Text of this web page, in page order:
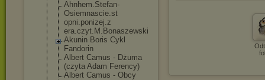
Ahnhem.Stefan-
Osiemnascie.st
opni.ponizej.z
era.czyt.M.Bonaszewski
Akunin Boris Cykl
Fandorin
Albert Camus - Dżuma
(czyta Adam Ferency)
Albert Camus - Obcy